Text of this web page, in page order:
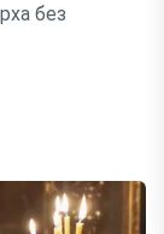
без